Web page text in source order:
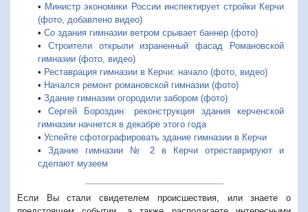
• Министр экономики России инспектирует стройки Керчи
(фото, добавлено видео)
• Со здания гимназии ветром срывает баннер (фото)
• Строители открыли израненный фасад Романовской
гимназии (фото, видео)
• Реставрация гимназии в Керчи: начало (фото, видео)
• Начался ремонт романовской гимназии (фото)
• Здание гимназии огородили забором (фото)
•Сергей Бороздин: реконструкция здания керченской
гимназии начнется в декабре этого года
• Успейте сфотографировать здание гимназии в Керчи
• Здание гимназии № 2 в Керчи отреставрируют и
сделают музеем
Если Вы стали свидетелем происшествия, или знаете о